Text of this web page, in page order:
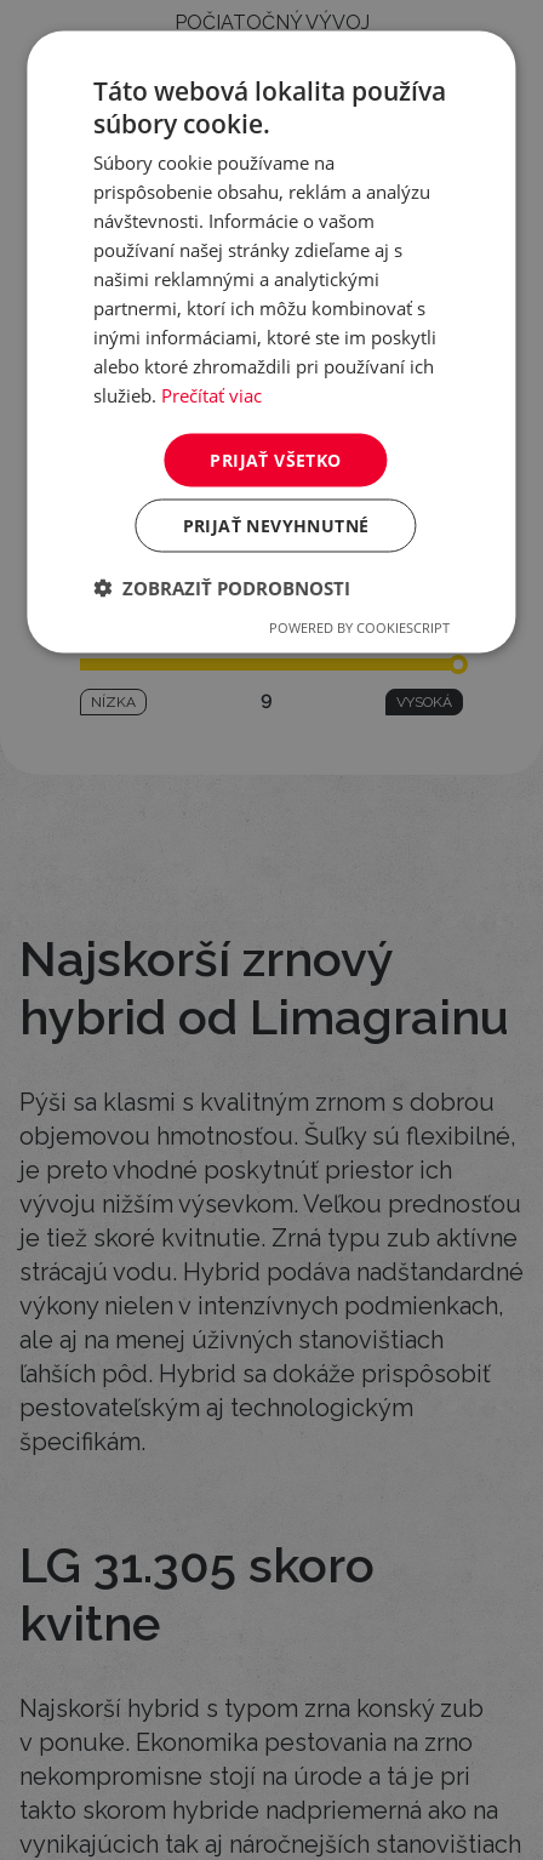
POČIATOČNÝ VÝVOJ
POMALÝ 7 RÝCHLY
ODOLNOSŤ CHLADU
NÍZKA 7 VYSOKÁ
ODOLNOSŤ SUCHU
NÍZKA 8
REAKCIA NA INTENZITU
6
STAY GREEN EFEKT
NESKORÁ SEJBA
NIE
RÝCHLOSŤ UVOĽŇOVANIA VODY ZO
ZRNA
NÍZKA 9 VYSOKÁ
Najskorší zrnový
hybrid od Limagrainu
Pýši sa klasmi s kvalitným zrnom s dobrou
objemovou hmotnosťou. Šuľky sú flexibilné,
je preto vhodné poskytnúť priestor ich
vývoju nižším výsevkom. Veľkou prednosťou
je tiež skoré kvitnutie. Zrná typu zub aktívne
strácajú vodu. Hybrid podáva nadštandardné
výkony nielen v intenzívnych podmienkach,
ale aj na menej úživných stanovištiach
ľahších pôd. Hybrid sa dokáže prispôsobiť
pestovateľským aj technologickým
špecifikám.
LG 31.305 skoro
kvitne
Najskorší hybrid s typom zrna konský zub
v ponuke. Ekonomika pestovania na zrno
nekompromisne stojí na úrode a tá je pri
takto skorom hybride nadpriemerná ako na
vynikajúcich tak aj náročnejších stanovištiach
Táto webová lokalita používa
súbory cookie.
Súbory cookie používame na
prispôsobenie obsahu, reklám a analýzu
návštevnosti. Informácie o vašom
používaní našej stránky zdieľame aj s
našimi reklamnými a analytickými
partnermi, ktorí ich môžu kombinovať s
inými informáciami, ktoré ste im poskytli
alebo ktoré zhromaždili pri používaní ich
služieb. Prečítať viac
PRIJAŤ VŠETKO
PRIJAŤ NEVYHNUTNÉ
ZOBRAZIŤ PODROBNOSTI
POWERED BY COOKIESCRIPT